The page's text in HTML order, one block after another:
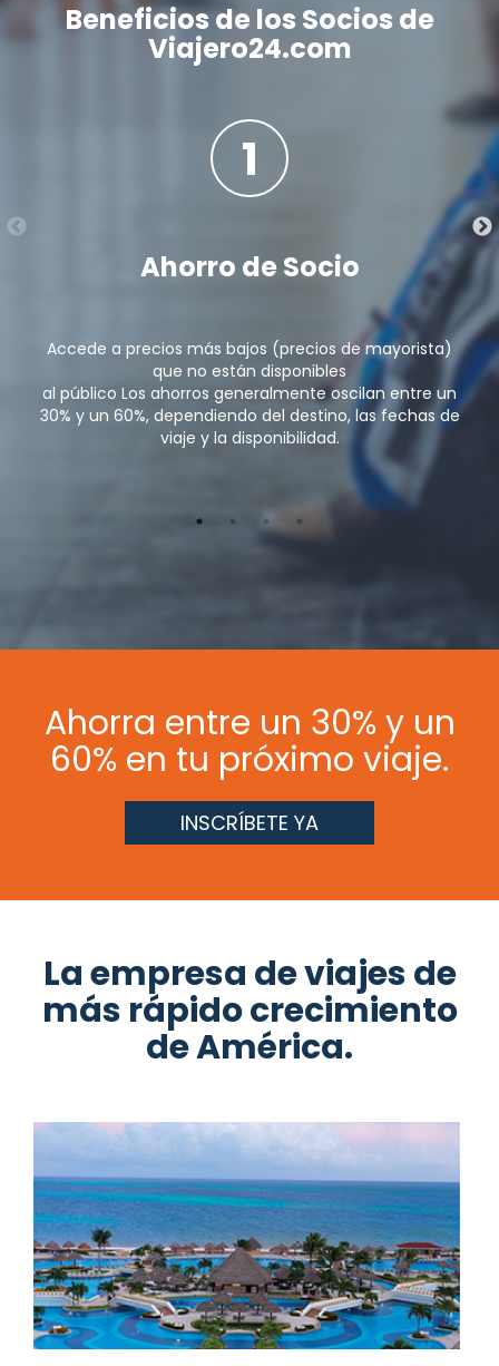
Beneficios de los Socios de
Viajero24.com
1
Ahorro de Socio
Accede a precios más bajos (precios de mayorista)
que no están disponibles
al público Los ahorros generalmente oscilan entre un
30% y un 60%, dependiendo del destino, las fechas de
viaje y la disponibilidad.
Ahorra entre un 30% y un
60% en tu próximo viaje.
INSCRÍBETE YA
La empresa de viajes de
más rápido crecimiento
de América.
Ahorra entre un 30% y un 60% en tu
próximo viaje.